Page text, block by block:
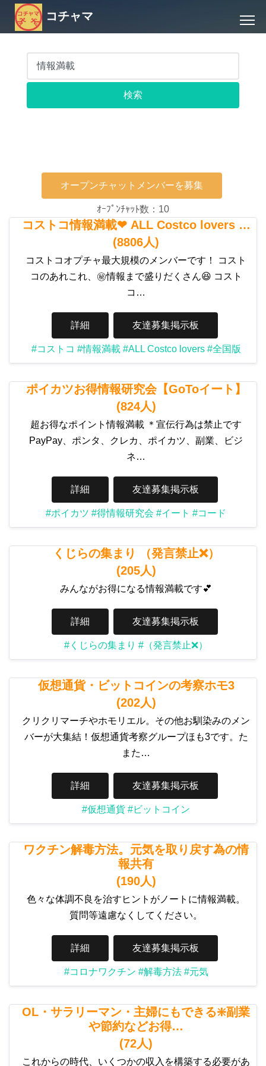
コチャマ
オープンチャットメンバーを募集
ｵｰﾌﾟﾝﾁｬｯﾄ数：10
コストコ情報満載❤ ALL Costco lovers …
(8806人)
コストコオプチャ最大規模のメンバーです！ コスト
コのあれこれ、㊙️情報まで盛りだくさん😆 コスト
コ…
詳細 友達募集掲示板
#コストコ #情報満載 #ALL Costco lovers #全国版
ポイカツお得情報研究会【GoToイート】
(824人)
超お得なポイント情報満載 ＊宣伝行為は禁止です
PayPay、ポンタ、クレカ、ポイカツ、副業、ビジ
ネ…
詳細 友達募集掲示板
#ポイカツ #得情報研究会 #イート #コード
くじらの集まり （発言禁止❌）
(205人)
みんながお得になる情報満載です💕
詳細 友達募集掲示板
#くじらの集まり #（発言禁止❌）
仮想通貨・ビットコインの考察ホモ3
(202人)
クリクリマーチやホモリエル。その他お馴染みのメン
バーが大集結！仮想通貨考察グループほも3です。た
また…
詳細 友達募集掲示板
#仮想通貨 #ビットコイン
ワクチン解毒方法。元気を取り戻す為の情
報共有
(190人)
色々な体調不良を治すヒントがノートに情報満載。
質問等遠慮なくしてください。
詳細 友達募集掲示板
#コロナワクチン #解毒方法 #元気
OL・サラリーマン・主婦にもできる❇️副業
や節約などお得…
(72人)
これからの時代、いくつかの収入を構築する必要があ